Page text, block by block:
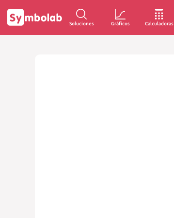
Soluciones Gráficos Calculadoras